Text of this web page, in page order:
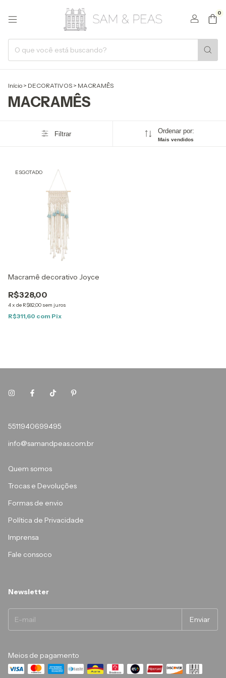
0
Início > DECORATIVOS > MACRAMÊS
MACRAMÊS
Filtrar Ordenar por:
Mais vendidos
ESGOTADO
Macramê decorativo Joyce
R$328,00
4x de R$82,00 sem juros
R$311,60 com Pix
5511940699495
info@samandpeas.com.br
Quem somos
Trocas e Devoluções
Formas de envio
Política de Privacidade
Imprensa
Fale consoco
Newsletter
Meios de pagamento